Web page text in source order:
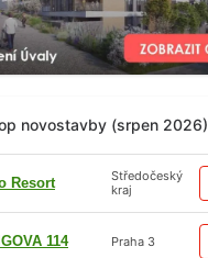
novostavby (srpen 2026)
Resort
Středočeský
kraj
114 Praha 3